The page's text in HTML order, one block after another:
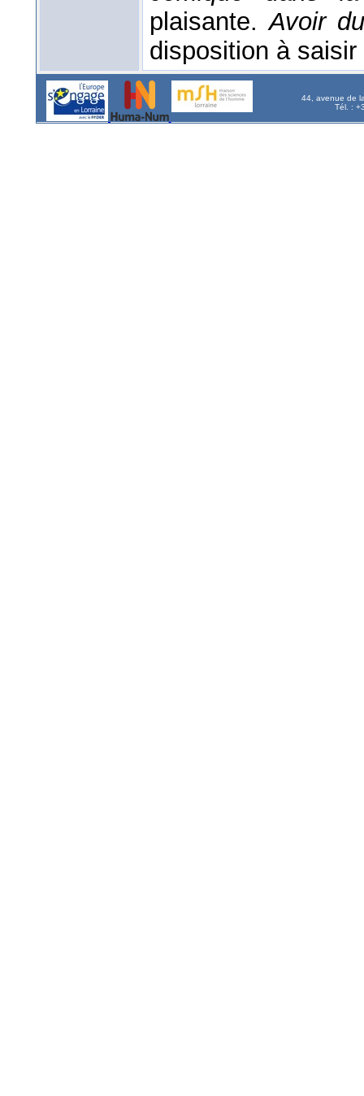
plaisante.Avoir
disposition à
44, avenue de
Tél. :